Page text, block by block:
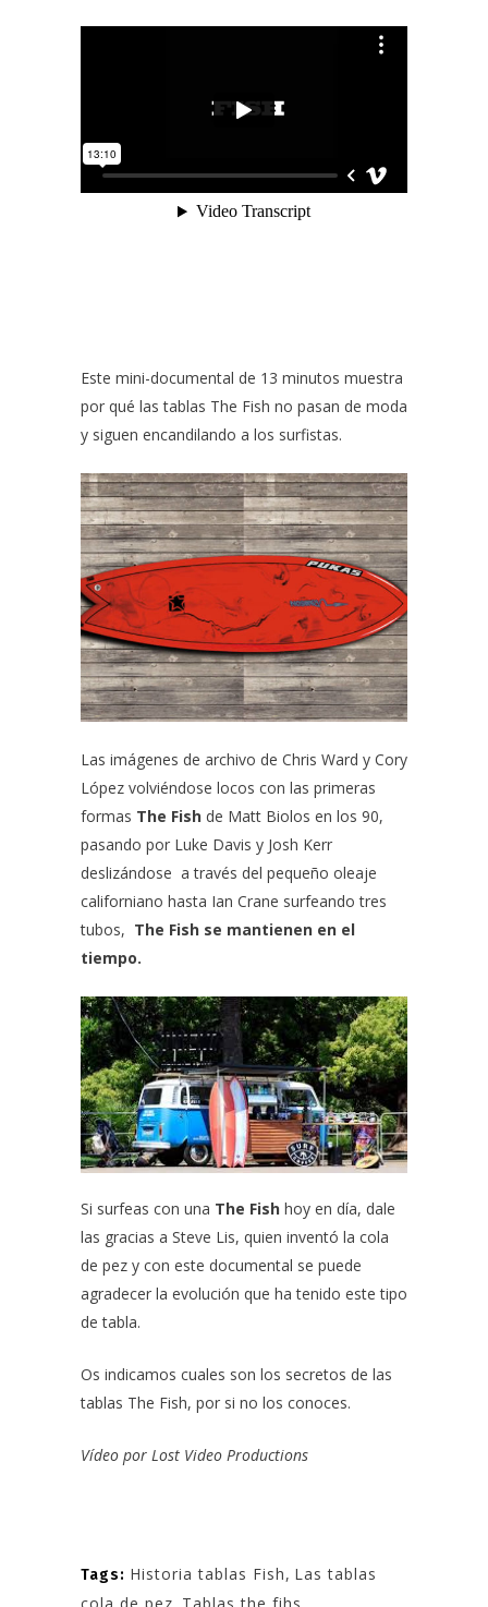
Este mini-documental de 13 minutos muestra
por qué las tablas The Fish no pasan de moda
y siguen encandilando a los surfistas.
Las imágenes de archivo de Chris Ward y Cory
López volviéndose locos con las primeras
formas The Fish de Matt Biolos en los 90,
pasando por Luke Davis y Josh Kerr
deslizándose a través del pequeño oleaje
californiano hasta Ian Crane surfeando tres
tubos, The Fish se mantienen en el
tiempo.
Si surfeas con una The Fish hoy en día, dale
las gracias a Steve Lis, quien inventó la cola
de pez y con este documental se puede
agradecer la evolución que ha tenido este tipo
de tabla.
Os indicamos cuales son los secretos de las
tablas The Fish, por si no los conoces.
Vídeo por Lost Video Productions
Tags: Historia tablas Fish, Las tablas